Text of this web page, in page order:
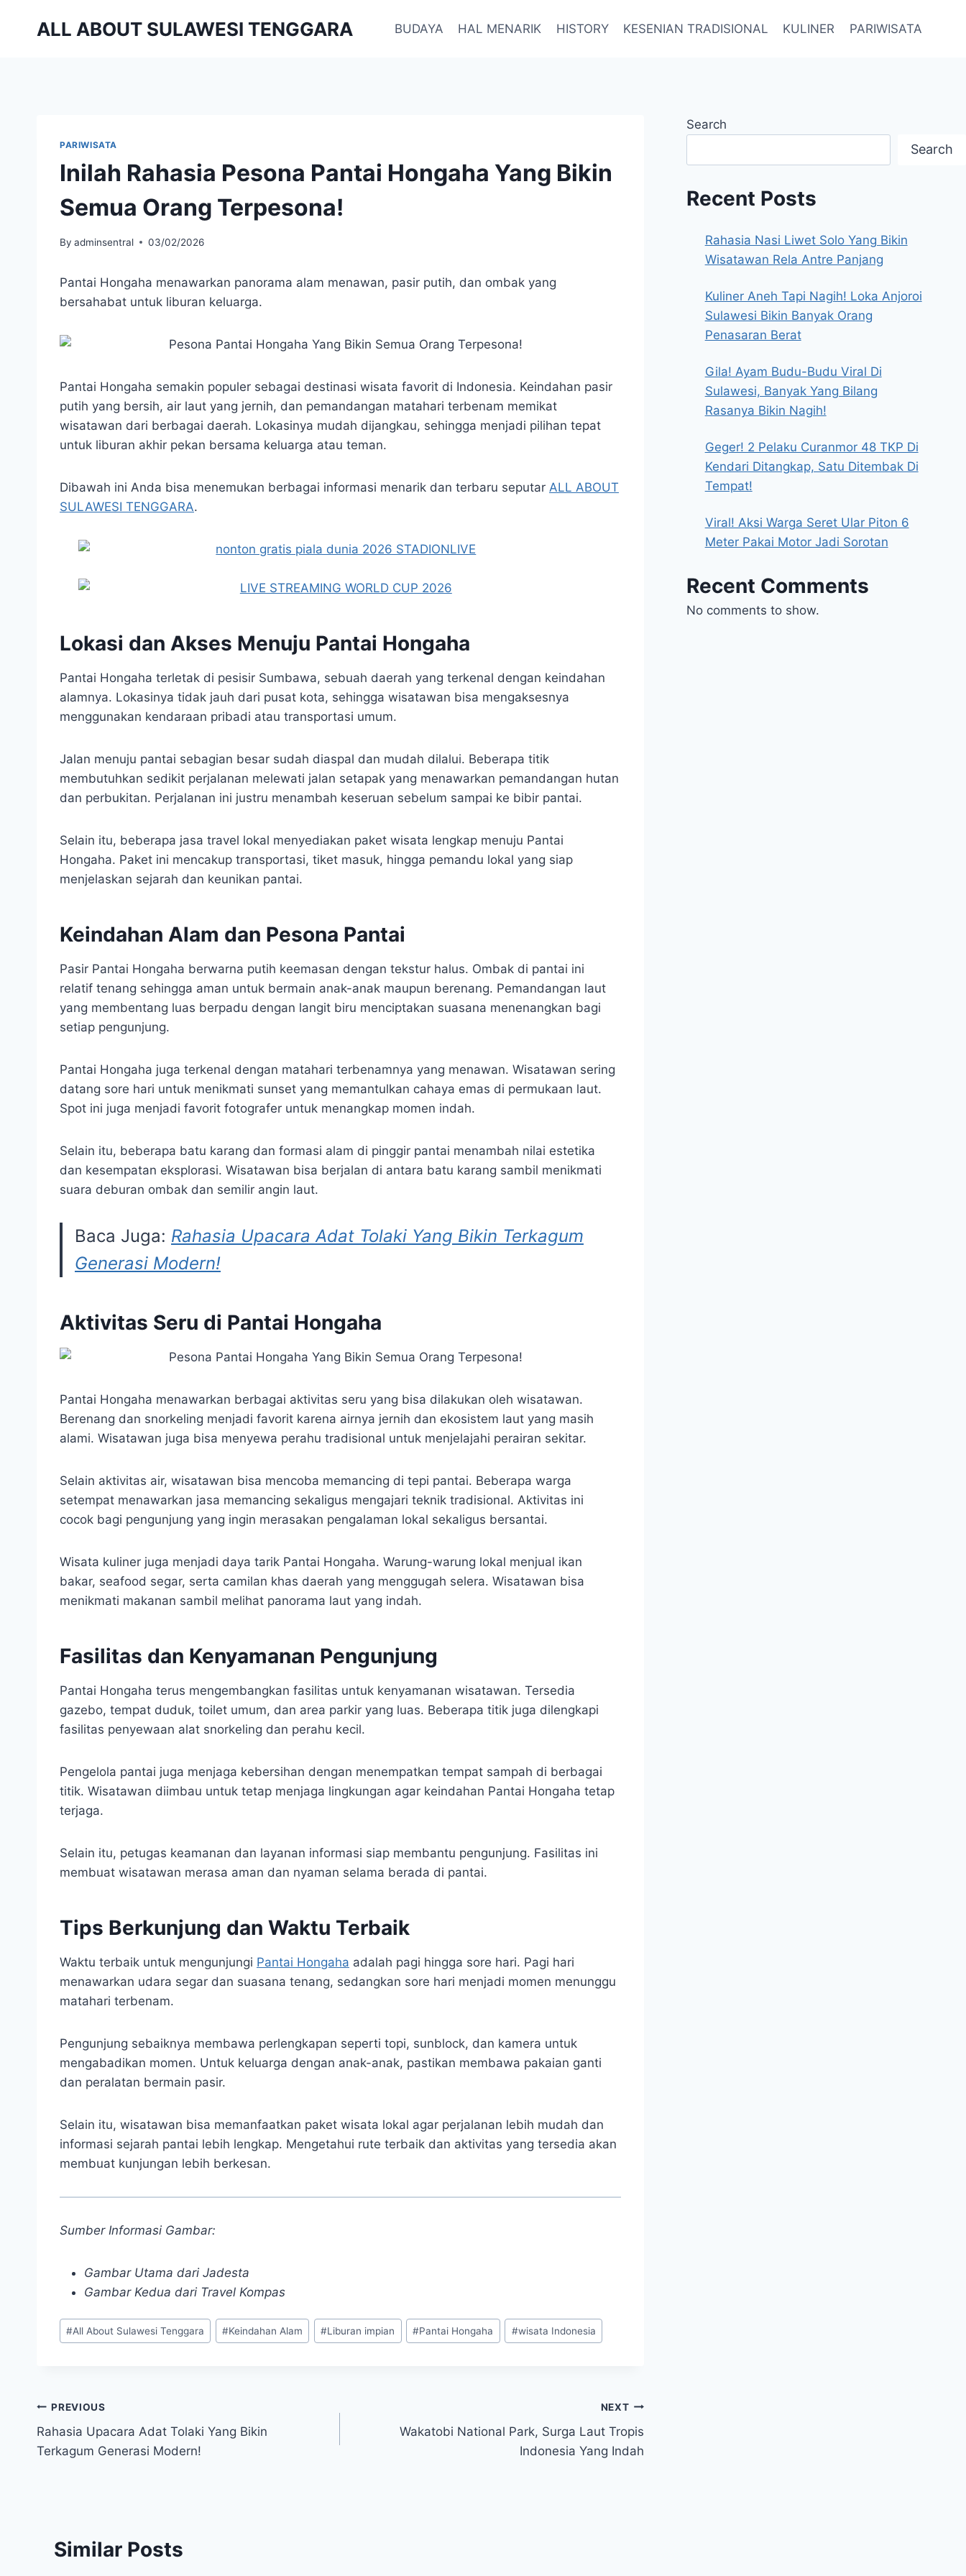
ALL ABOUT SULAWESI TENGGARA BUDAYA HAL MENARIK HISTORY KESENIAN TRADISIONAL KULINER PARIWISATA
PARIWISATA
Inilah Rahasia Pesona Pantai Hongaha Yang Bikin
Semua Orang Terpesona!
By adminsentral 03/02/2026
Pantai Hongaha menawarkan panorama alam menawan, pasir putih, dan ombak yang
bersahabat untuk liburan keluarga.
Pantai Hongaha semakin populer sebagai destinasi wisata favorit di Indonesia. Keindahan pasir
putih yang bersih, air laut yang jernih, dan pemandangan matahari terbenam memikat
wisatawan dari berbagai daerah. Lokasinya mudah dijangkau, sehingga menjadi pilihan tepat
untuk liburan akhir pekan bersama keluarga atau teman.
Dibawah ini Anda bisa menemukan berbagai informasi menarik dan terbaru seputar ALL ABOUT
SULAWESI TENGGARA.
Lokasi dan Akses Menuju Pantai Hongaha
Pantai Hongaha terletak di pesisir Sumbawa, sebuah daerah yang terkenal dengan keindahan
alamnya. Lokasinya tidak jauh dari pusat kota, sehingga wisatawan bisa mengaksesnya
menggunakan kendaraan pribadi atau transportasi umum.
Jalan menuju pantai sebagian besar sudah diaspal dan mudah dilalui. Beberapa titik
membutuhkan sedikit perjalanan melewati jalan setapak yang menawarkan pemandangan hutan
dan perbukitan. Perjalanan ini justru menambah keseruan sebelum sampai ke bibir pantai.
Selain itu, beberapa jasa travel lokal menyediakan paket wisata lengkap menuju Pantai
Hongaha. Paket ini mencakup transportasi, tiket masuk, hingga pemandu lokal yang siap
menjelaskan sejarah dan keunikan pantai.
Keindahan Alam dan Pesona Pantai
Pasir Pantai Hongaha berwarna putih keemasan dengan tekstur halus. Ombak di pantai ini
relatif tenang sehingga aman untuk bermain anak-anak maupun berenang. Pemandangan laut
yang membentang luas berpadu dengan langit biru menciptakan suasana menenangkan bagi
setiap pengunjung.
Pantai Hongaha juga terkenal dengan matahari terbenamnya yang menawan. Wisatawan sering
datang sore hari untuk menikmati sunset yang memantulkan cahaya emas di permukaan laut.
Spot ini juga menjadi favorit fotografer untuk menangkap momen indah.
Selain itu, beberapa batu karang dan formasi alam di pinggir pantai menambah nilai estetika
dan kesempatan eksplorasi. Wisatawan bisa berjalan di antara batu karang sambil menikmati
suara deburan ombak dan semilir angin laut.
Baca Juga: Rahasia Upacara Adat Tolaki Yang Bikin Terkagum
Generasi Modern!
Aktivitas Seru di Pantai Hongaha
Pantai Hongaha menawarkan berbagai aktivitas seru yang bisa dilakukan oleh wisatawan.
Berenang dan snorkeling menjadi favorit karena airnya jernih dan ekosistem laut yang masih
alami. Wisatawan juga bisa menyewa perahu tradisional untuk menjelajahi perairan sekitar.
Selain aktivitas air, wisatawan bisa mencoba memancing di tepi pantai. Beberapa warga
setempat menawarkan jasa memancing sekaligus mengajari teknik tradisional. Aktivitas ini
cocok bagi pengunjung yang ingin merasakan pengalaman lokal sekaligus bersantai.
Wisata kuliner juga menjadi daya tarik Pantai Hongaha. Warung-warung lokal menjual ikan
bakar, seafood segar, serta camilan khas daerah yang menggugah selera. Wisatawan bisa
menikmati makanan sambil melihat panorama laut yang indah.
Fasilitas dan Kenyamanan Pengunjung
Pantai Hongaha terus mengembangkan fasilitas untuk kenyamanan wisatawan. Tersedia
gazebo, tempat duduk, toilet umum, dan area parkir yang luas. Beberapa titik juga dilengkapi
fasilitas penyewaan alat snorkeling dan perahu kecil.
Pengelola pantai juga menjaga kebersihan dengan menempatkan tempat sampah di berbagai
titik. Wisatawan diimbau untuk tetap menjaga lingkungan agar keindahan Pantai Hongaha tetap
terjaga.
Selain itu, petugas keamanan dan layanan informasi siap membantu pengunjung. Fasilitas ini
membuat wisatawan merasa aman dan nyaman selama berada di pantai.
Tips Berkunjung dan Waktu Terbaik
Waktu terbaik untuk mengunjungi Pantai Hongaha adalah pagi hingga sore hari. Pagi hari
menawarkan udara segar dan suasana tenang, sedangkan sore hari menjadi momen menunggu
matahari terbenam.
Pengunjung sebaiknya membawa perlengkapan seperti topi, sunblock, dan kamera untuk
mengabadikan momen. Untuk keluarga dengan anak-anak, pastikan membawa pakaian ganti
dan peralatan bermain pasir.
Selain itu, wisatawan bisa memanfaatkan paket wisata lokal agar perjalanan lebih mudah dan
informasi sejarah pantai lebih lengkap. Mengetahui rute terbaik dan aktivitas yang tersedia akan
membuat kunjungan lebih berkesan.
Sumber Informasi Gambar:
Gambar Utama dari Jadesta
Gambar Kedua dari Travel Kompas
Post
Tags:
#All About Sulawesi Tenggara #Keindahan Alam #Liburan impian #Pantai Hongaha #wisata Indonesia
Post
navigation
PREVIOUS
Rahasia Upacara Adat Tolaki Yang Bikin
Terkagum Generasi Modern!
NEXT
Wakatobi National Park, Surga Laut Tropis
Indonesia Yang Indah
Similar Posts
Search
Search
Recent Posts
Rahasia Nasi Liwet Solo Yang Bikin
Wisatawan Rela Antre Panjang
Kuliner Aneh Tapi Nagih! Loka Anjoroi
Sulawesi Bikin Banyak Orang
Penasaran Berat
Gila! Ayam Budu-Budu Viral Di
Sulawesi, Banyak Yang Bilang
Rasanya Bikin Nagih!
Geger! 2 Pelaku Curanmor 48 TKP Di
Kendari Ditangkap, Satu Ditembak Di
Tempat!
Viral! Aksi Warga Seret Ular Piton 6
Meter Pakai Motor Jadi Sorotan
Recent Comments
No comments to show.